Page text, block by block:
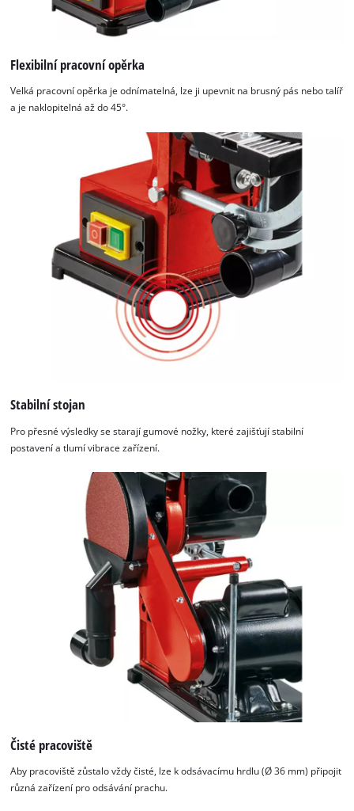
Flexibilní pracovní opěrka
Velká pracovní opěrka je odnímatelná, lze ji upevnit na brusný pás nebo talíř
a je naklopitelná až do 45°.
Stabilní stojan
Pro přesné výsledky se starají gumové nožky, které zajišťují stabilní
postavení a tlumí vibrace zařízení.
Čisté pracoviště
Aby pracoviště zůstalo vždy čisté, lze k odsávacímu hrdlu (Ø 36 mm) připojit
různá zařízení pro odsávání prachu.